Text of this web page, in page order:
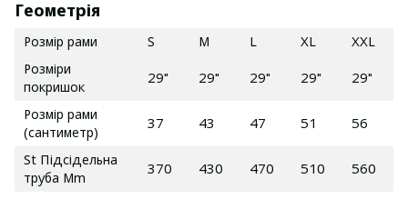
Геометрія
Розмір рами S M L XL
XXL
Розміри
покришок
29" 29" 29" 29" 29"
Розмір рами
(сантиметр)
37 43 47 51 56
St Підсідельна
труба Mm
370 430 470 510 560